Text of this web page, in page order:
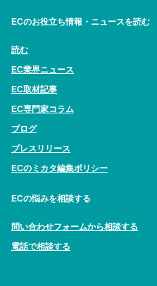
ECのお役立ち情報・ニュースを読む
読む
EC業界ニュース
EC取材記事
EC専門家コラム
ブログ
プレスリリース
ECのミカタ編集ポリシー
ECの悩みを相談する
問い合わせフォームから相談する
電話で相談する